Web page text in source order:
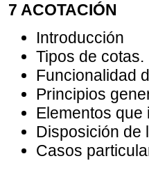
7 ACOTACIÓN
Introducción
Tipos de
Funcionalidad
Principios
Elementos que
Disposición de
Casos